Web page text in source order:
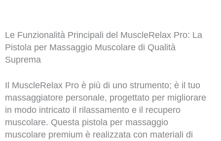
Le Funzionalità Principali del MuscleRelax Pro: La
Pistola per Massaggio Muscolare di Qualità
Suprema
Il MuscleRelax Pro è più di uno strumento; è il tuo
massaggiatore personale, progettato per migliorare
in modo intricato il rilassamento e il recupero
muscolare. Questa pistola per massaggio
muscolare premium è realizzata con materiali di